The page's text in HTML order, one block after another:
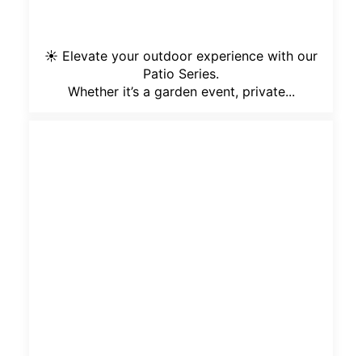
☀️ Elevate your outdoor experience with our
Patio Series.
Whether it’s a garden event, private...